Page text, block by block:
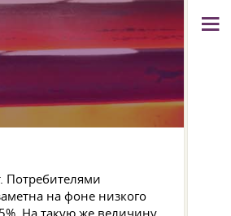
Потребителями
на фоне низкого
На такую же величину